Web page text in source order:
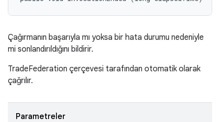
Çağırmanın başarıyla mı yoksa bir hata durumu nedeniyle
mi sonlandırıldığını bildirir.
TradeFederation çerçevesi tarafından otomatik olarak
çağrılır.
Parametreler